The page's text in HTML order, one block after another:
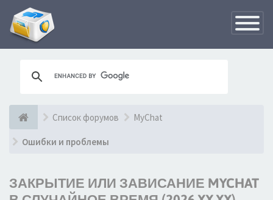
Список форумов MyChat
Ошибки и проблемы
ЗАКРЫТИЕ ИЛИ ЗАВИСАНИЕ MYCHAT